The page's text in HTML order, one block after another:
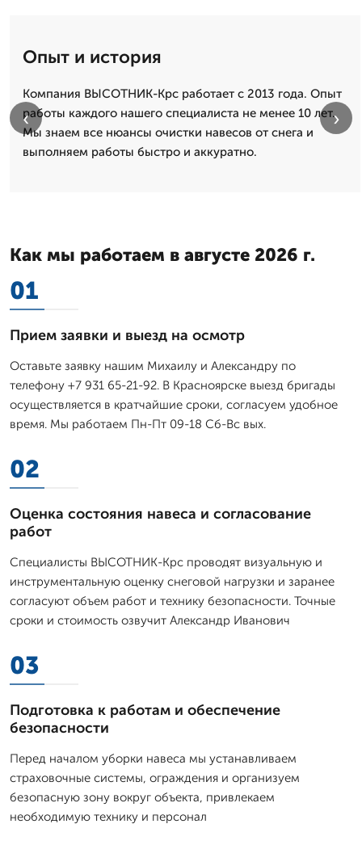
Опыт и история
Компания ВЫСОТНИК-Крс работает с 2013 года. Опыт
работы каждого нашего специалиста не менее 10 лет.
Мы знаем все нюансы очистки навесов от снега и
выполняем работы быстро и аккуратно.
‹ ›
Как мы работаем в августе 2026 г.
01
Прием заявки и выезд на осмотр
Оставьте заявку нашим Михаилу и Александру по
телефону +7 931 65-21-92. В Красноярске выезд бригады
осуществляется в кратчайшие сроки, согласуем удобное
время. Мы работаем Пн-Пт 09-18 Сб-Вс вых.
02
Оценка состояния навеса и согласование
работ
Специалисты ВЫСОТНИК-Крс проводят визуальную и
инструментальную оценку снеговой нагрузки и заранее
согласуют объем работ и технику безопасности. Точные
сроки и стоимость озвучит Александр Иванович
03
Подготовка к работам и обеспечение
безопасности
Перед началом уборки навеса мы устанавливаем
страховочные системы, ограждения и организуем
безопасную зону вокруг объекта, привлекаем
необходимую технику и персонал